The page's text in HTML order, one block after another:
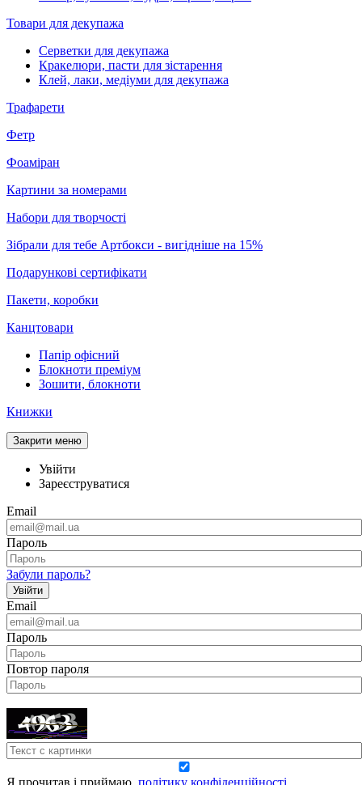
Товари для декупажа
Серветки для декупажа
Кракелюри, пасти для зістарення
Клей, лаки, медіуми для декупажа
Трафарети
Фетр
Фоаміран
Картини за номерами
Набори для творчості
Зібрали для тебе Артбокси - вигідніше на 15%
Подарункові сертифікати
Пакети, коробки
Канцтовари
Папір офісний
Блокноти преміум
Зошити, блокноти
Книжки
Закрити меню
Увійти
Зареєструватися
Email
Пароль
Забули пароль?
Увійти
Email
Пароль
Повтор пароля
Я прочитав і приймаю політику конфіденційності